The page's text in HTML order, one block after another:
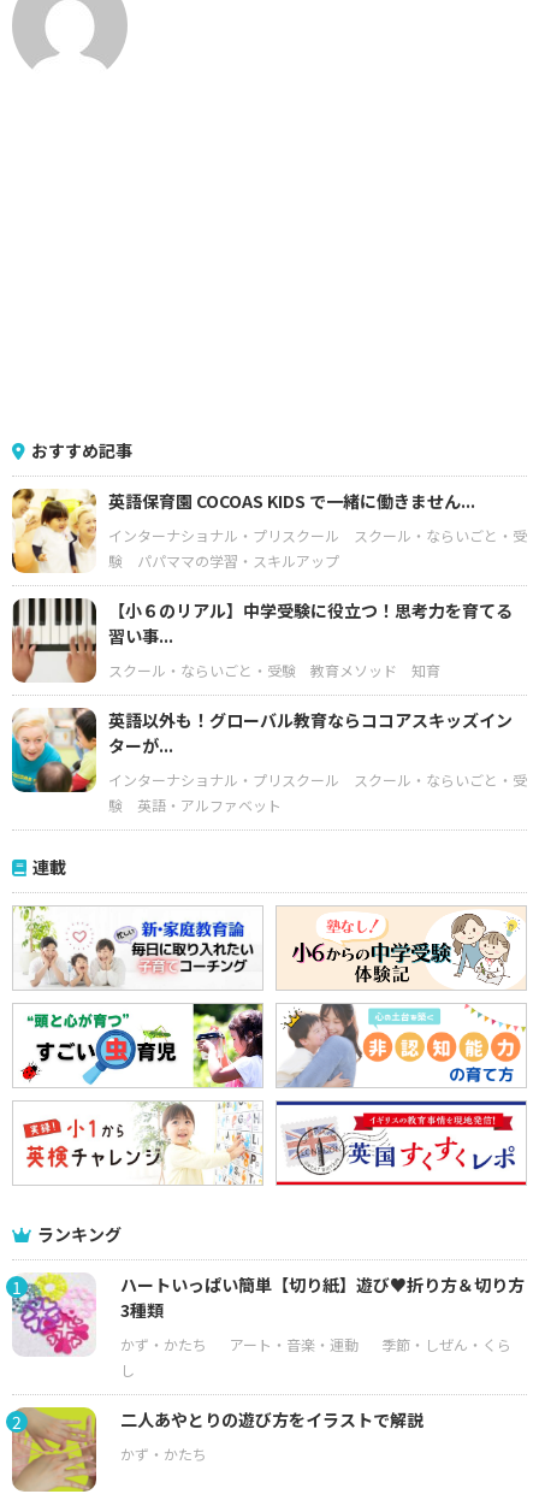
おすすめ記事
英語保育園 COCOAS KIDS で一緒に働きません...
インターナショナル・プリスクール
スクール・ならいごと・受
験
パパママの学習・スキルアップ
【小６のリアル】中学受験に役立つ！思考力を育てる
習い事...
スクール・ならいごと・受験 教育メソッド 知育
英語以外も！グローバル教育ならココアスキッズイン
ターが...
インターナショナル・プリスクール
スクール・ならいごと・受
験
英語・アルファベット
連載
ランキング
1
ハートいっぱい簡単【切り紙】遊び♥折り方＆切り方
3種類
2 二人あやとりの遊び方をイラストで解説